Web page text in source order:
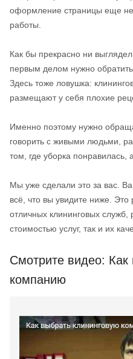
оформление страницы еще не
работы.
Как бы прекрасно ни
первым делом нужно
Здесь тоже ловушка:
размещают у себя плохие
Именно поэтому нужно
говорить с живыми людьми,
том, где уборка понравилась,
Мы уже сделали это за вас.
всё, что вы увидите ниже. Это
отличных клининговых
стоимостью услуг, так и их
Смотрите видео: Как
компанию